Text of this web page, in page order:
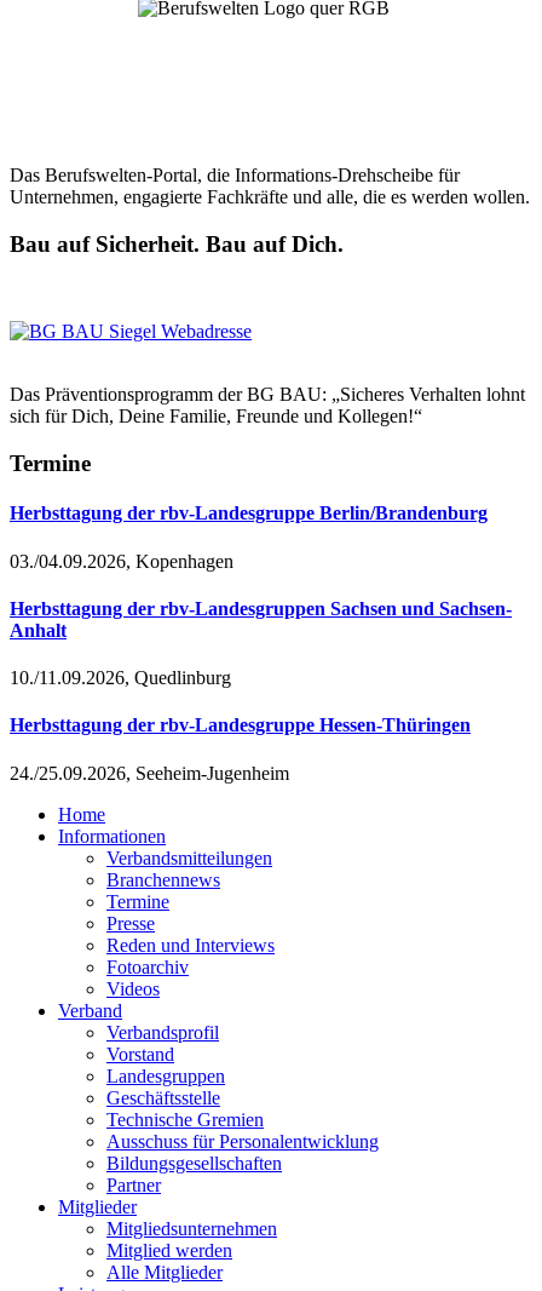
Das Berufswelten-Portal, die Informations-Drehscheibe für
Unternehmen, engagierte Fachkräfte und alle, die es werden wollen.
Bau auf Sicherheit. Bau auf Dich.
Das Präventionsprogramm der BG BAU: „Sicheres Verhalten lohnt
sich für Dich, Deine Familie, Freunde und Kollegen!“
Termine
Herbsttagung der rbv-Landesgruppe Berlin/Brandenburg
03./04.09.2026, Kopenhagen
Herbsttagung der rbv-Landesgruppen Sachsen und Sachsen-
Anhalt
10./11.09.2026, Quedlinburg
Herbsttagung der rbv-Landesgruppe Hessen-Thüringen
24./25.09.2026, Seeheim-Jugenheim
Home
Informationen
Verbandsmitteilungen
Branchennews
Termine
Presse
Reden und Interviews
Fotoarchiv
Videos
Verband
Verbandsprofil
Vorstand
Landesgruppen
Geschäftsstelle
Technische Gremien
Ausschuss für Personalentwicklung
Bildungsgesellschaften
Partner
Mitglieder
Mitgliedsunternehmen
Mitglied werden
Alle Mitglieder